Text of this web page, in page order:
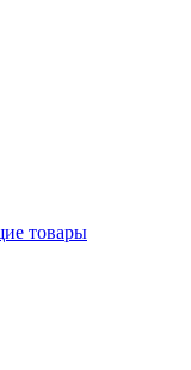
товары